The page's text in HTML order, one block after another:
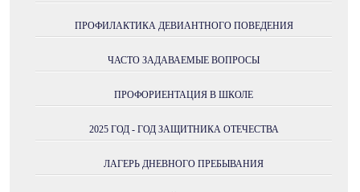
ПРОФИЛАКТИКА ДЕВИАНТНОГО ПОВЕДЕНИЯ
ЧАСТО ЗАДАВАЕМЫЕ ВОПРОСЫ
ПРОФОРИЕНТАЦИЯ В ШКОЛЕ
2025 ГОД - ГОД ЗАЩИТНИКА ОТЕЧЕСТВА
ЛАГЕРЬ ДНЕВНОГО ПРЕБЫВАНИЯ